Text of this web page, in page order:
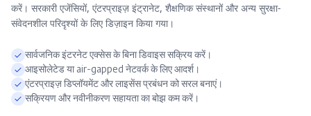
करें। सरकारी एजेंसियों, एंटरप्राइज़ इंट्रानेट, शैक्षणिक संस्थानों और अन्य सुरक्षा-
संवेदनशील परिदृश्यों के लिए डिज़ाइन किया गया।
सार्वजनिक इंटरनेट एक्सेस के बिना डिवाइस सक्रिय करें।
आइसोलेटेड या air-gapped नेटवर्क के लिए आदर्श।
एंटरप्राइज़ डिप्लॉयमेंट और लाइसेंस प्रबंधन को सरल बनाएं।
सक्रियण और नवीनीकरण सहायता का बोझ कम करें।